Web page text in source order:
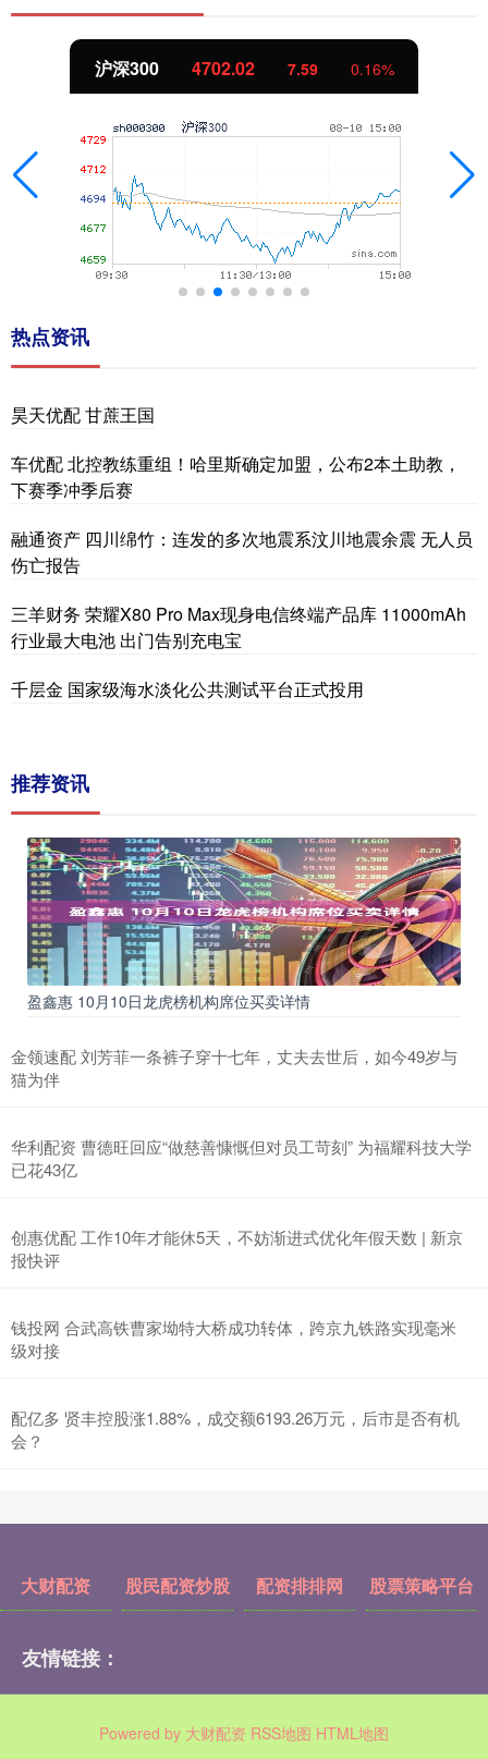
沪深300 4702.02 7.59 0.16%
热点资讯
昊天优配 甘蔗王国
车优配 北控教练重组！哈里斯确定加盟，公布2本土助教，
下赛季冲季后赛
融通资产 四川绵竹：连发的多次地震系汶川地震余震 无人员
伤亡报告
三羊财务 荣耀X80 Pro Max现身电信终端产品库 11000mAh
行业最大电池 出门告别充电宝
千层金 国家级海水淡化公共测试平台正式投用
推荐资讯
盈鑫惠 10月10日龙虎榜机构席位买卖详情
金领速配 刘芳菲一条裤子穿十七年，丈夫去世后，如今49岁与
猫为伴
华利配资 曹德旺回应“做慈善慷慨但对员工苛刻” 为福耀科技大学
已花43亿
创惠优配 工作10年才能休5天，不妨渐进式优化年假天数 | 新京
报快评
钱投网 合武高铁曹家坳特大桥成功转体，跨京九铁路实现毫米
级对接
配亿多 贤丰控股涨1.88%，成交额6193.26万元，后市是否有机
会？
大财配资 股民配资炒股 配资排排网 股票策略平台
友情链接：
Powered by 大财配资 RSS地图 HTML地图